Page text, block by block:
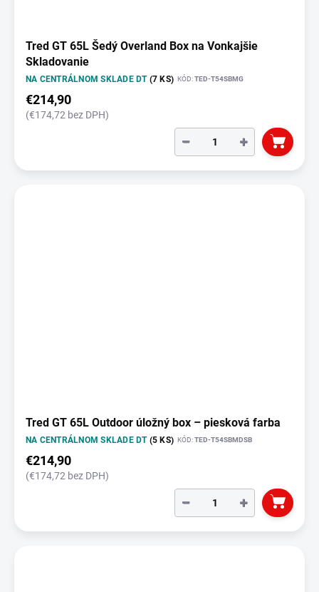
Tred GT 65L Šedý Overland Box na Vonkajšie
Skladovanie
NA CENTRÁLNOM SKLADE DT (7 KS) KÓD:TED-T54SBMG
€214,90
(€174,72 bez DPH)
+
−
Tred GT 65L Outdoor úložný box – piesková farba
NA CENTRÁLNOM SKLADE DT (5 KS) KÓD:TED-T54SBMDSB
€214,90
(€174,72 bez DPH)
+
−